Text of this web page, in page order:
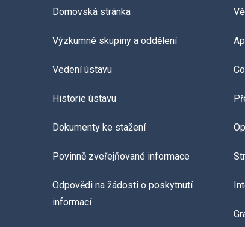
Domovská stránka
Výzkumné skupiny a oddělení
Vedení ústavu
Historie ústavu
Dokumenty ke stažení
Povinně zveřejňované informace
Odpovědi na žádosti o poskytnutí
informací